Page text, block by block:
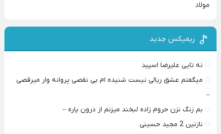
مولاد
ریمیکس جدید
نه تایی علیرضا اسپید
میگفتم عشق ریالی نیست شنیده ام بی نقصی پروانه وار میرقصی
–
بم زنگ نزن حروم زاده لبخند میزنم از درون پاره –
نازنین 2 مجید حسینی